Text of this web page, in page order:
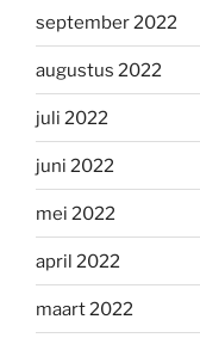
september 2022
augustus 2022
juli 2022
juni 2022
mei 2022
april 2022
maart 2022